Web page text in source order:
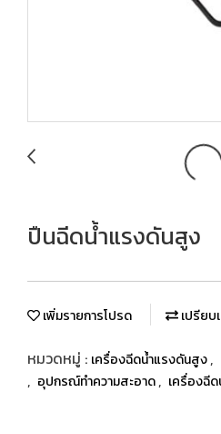
ปืนฉีดน้ำแรงดันสูง
เพิ่มรายการโปรด เปรียบ
หมวดหมู่ : เครื่องฉีดน้ำแรงดันสูง,
, อุปกรณ์ทำความสะอาด, เครื่องฉี